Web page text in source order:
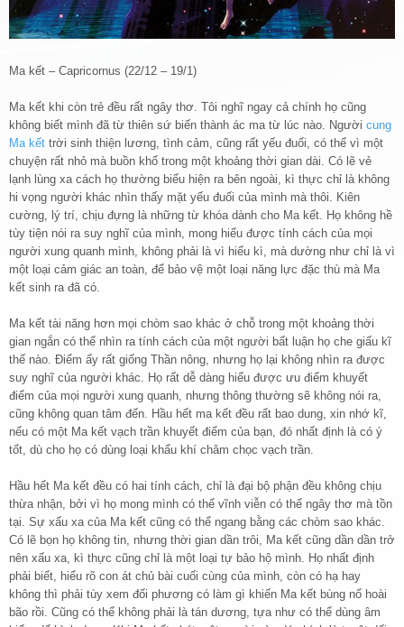
Ma kết – Capricornus (22/12 – 19/1)
Ma kết khi còn trẻ đều rất ngây thơ. Tôi nghĩ ngay cả chính họ cũng
không biết mình đã từ thiên sứ biến thành ác ma từ lúc nào. Người cung
Ma kết trời sinh thiện lương, tình cảm, cũng rất yếu đuối, có thể vì một
chuyện rất nhỏ mà buồn khổ trong một khoảng thời gian dài. Có lẽ vẻ
lạnh lùng xa cách họ thường biểu hiện ra bên ngoài, kì thực chỉ là không
hi vọng người khác nhìn thấy mặt yếu đuối của mình mà thôi. Kiên
cường, lý trí, chịu đựng là những từ khóa dành cho Ma kết. Họ không hề
tùy tiện nói ra suy nghĩ của mình, mong hiểu được tính cách của mọi
người xung quanh mình, không phải là vì hiếu kì, mà dường như chỉ là vì
một loại cảm giác an toàn, để bảo vệ một loại năng lực đặc thù mà Ma
kết sinh ra đã có.
Ma kết tài năng hơn mọi chòm sao khác ở chỗ trong một khoảng thời
gian ngắn có thể nhìn ra tính cách của một người bất luận họ che giấu kĩ
thế nào. Điểm ấy rất giống Thần nông, nhưng họ lại không nhìn ra được
suy nghĩ của người khác. Họ rất dễ dàng hiểu được ưu điểm khuyết
điểm của mọi người xung quanh, nhưng thông thường sẽ không nói ra,
cũng không quan tâm đến. Hầu hết ma kết đều rất bao dung, xin nhớ kĩ,
nếu có một Ma kết vạch trần khuyết điểm của bạn, đó nhất định là có ý
tốt, dù cho họ có dùng loại khẩu khí châm chọc vạch trần.
Hầu hết Ma kết đều có hai tính cách, chỉ là đại bộ phận đều không chịu
thừa nhận, bởi vì họ mong mình có thể vĩnh viễn có thể ngây thơ mà tồn
tại. Sự xấu xa của Ma kết cũng có thể ngang bằng các chòm sao khác.
Có lẽ bọn họ không tin, nhưng thời gian dần trôi, Ma kết cũng dần dần trở
nên xấu xa, kì thực cũng chỉ là một loại tự bảo hộ mình. Họ nhất định
phải biết, hiểu rõ con át chủ bài cuối cùng của mình, còn có hạ hay
không thì phải tùy xem đối phương có làm gì khiến Ma kết bùng nổ hoài
bão rồi. Cũng có thể không phải là tán dương, tựa như có thể dùng âm